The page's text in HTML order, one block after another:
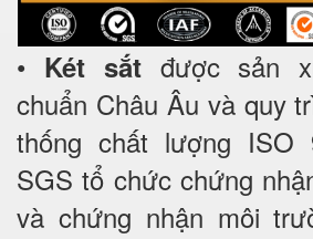
• Két sắtđược sản
chuẩn Châu Âu và quy
thống chất lượng ISO
SGS tổ chức chứng
và chứng nhận môi